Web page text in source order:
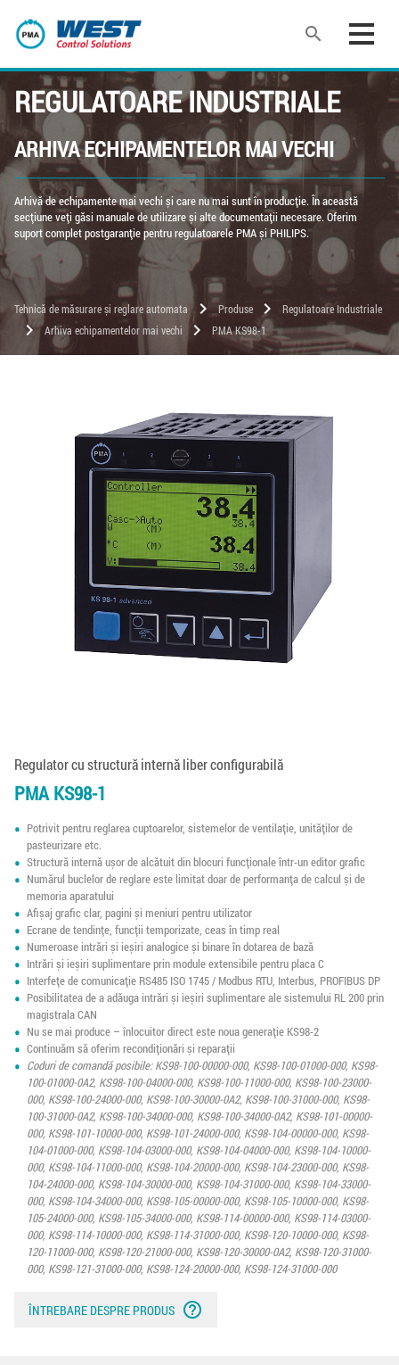
search
REGULATOARE INDUSTRIALE
ARHIVA ECHIPAMENTELOR MAI VECHI
Arhivă de echipamente mai vechi și care nu mai sunt în producție. În această
secțiune veți găsi manuale de utilizare și alte documentații necesare. Oferim
suport complet postgaranție pentru regulatoarele PMA și PHILIPS.
Tehnică de măsurare și reglare automata chevron_right Produse chevron_right Regulatoare Industriale
chevron_right Arhiva echipamentelor mai vechi chevron_right PMA KS98-1
Regulator cu structură internă liber configurabilă
PMA KS98-1
Potrivit pentru reglarea cuptoarelor, sistemelor de ventilație, unităților de
pasteurizare etc.
Structură internă ușor de alcătuit din blocuri funcționale într-un editor grafic
Numărul buclelor de reglare este limitat doar de performanța de calcul și de
memoria aparatului
Afișaj grafic clar, pagini și meniuri pentru utilizator
Ecrane de tendințe, funcții temporizate, ceas în timp real
Numeroase intrări și ieșiri analogice și binare în dotarea de bază
Intrări și ieșiri suplimentare prin module extensibile pentru placa C
Interfețe de comunicație RS485 ISO 1745 / Modbus RTU, Interbus, PROFIBUS DP
Posibilitatea de a adăuga intrări și ieșiri suplimentare ale sistemului RL 200 prin
magistrala CAN
Nu se mai produce – înlocuitor direct este noua generație KS98-2
Continuăm să oferim recondiționări și reparații
Coduri de comandă posibile: KS98-100-00000-000, KS98-100-01000-000, KS98-
100-01000-0A2, KS98-100-04000-000, KS98-100-11000-000, KS98-100-23000-
000, KS98-100-24000-000, KS98-100-30000-0A2, KS98-100-31000-000, KS98-
100-31000-0A2, KS98-100-34000-000, KS98-100-34000-0A2, KS98-101-00000-
000, KS98-101-10000-000, KS98-101-24000-000, KS98-104-00000-000, KS98-
104-01000-000, KS98-104-03000-000, KS98-104-04000-000, KS98-104-10000-
000, KS98-104-11000-000, KS98-104-20000-000, KS98-104-23000-000, KS98-
104-24000-000, KS98-104-30000-000, KS98-104-31000-000, KS98-104-33000-
000, KS98-104-34000-000, KS98-105-00000-000, KS98-105-10000-000, KS98-
105-24000-000, KS98-105-34000-000, KS98-114-00000-000, KS98-114-03000-
000, KS98-114-10000-000, KS98-114-31000-000, KS98-120-10000-000, KS98-
120-11000-000, KS98-120-21000-000, KS98-120-30000-0A2, KS98-120-31000-
000, KS98-121-31000-000, KS98-124-20000-000, KS98-124-31000-000
ÎNTREBARE DESPRE PRODUS help_outline